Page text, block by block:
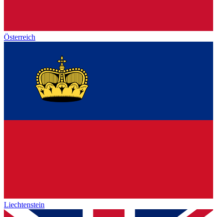
Österreich
Liechtenstein